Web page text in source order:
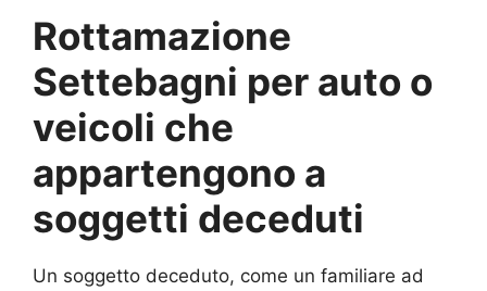
Rottamazione
Settebagni per auto o
veicoli che
appartengono a
soggetti deceduti
Un soggetto deceduto, come un familiare ad